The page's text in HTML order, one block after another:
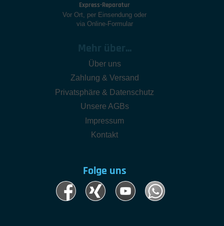
Express-Reparatur
Vor Ort, per Einsendung oder
via Online-Formular
Mehr über...
Über uns
Zahlung & Versand
Privatsphäre & Datenschutz
Unsere AGBs
Impressum
Kontakt
Folge uns